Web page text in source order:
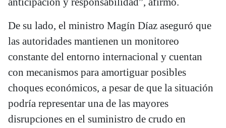
De su lado, el ministro Magín Díaz aseguró que
las autoridades mantienen un monitoreo
constante del entorno internacional y cuentan
con mecanismos para amortiguar posibles
choques económicos, a pesar de que la situación
podría representar una de las mayores
disrupciones en el suministro de crudo en